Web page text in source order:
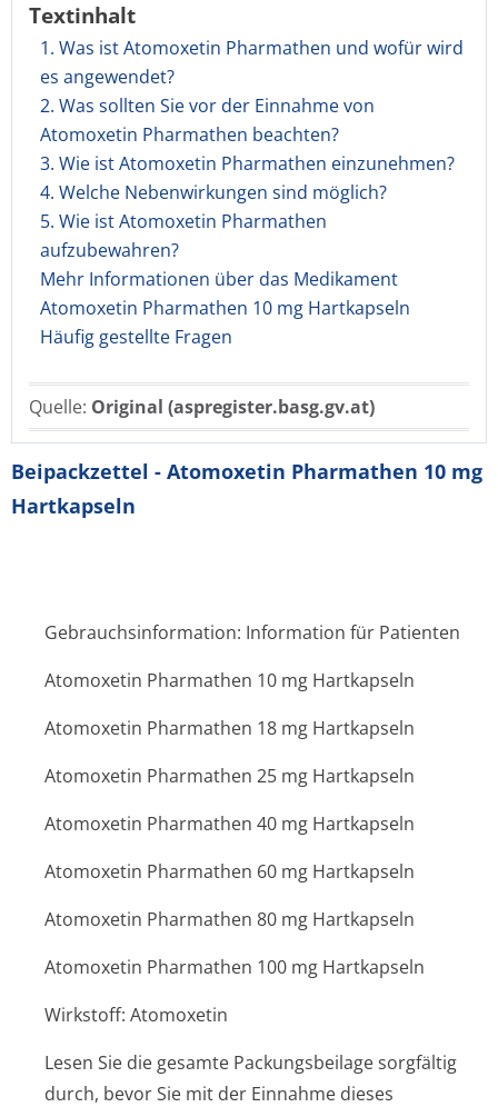
Textinhalt
1. Was ist Atomoxetin Pharmathen und wofür wird
es angewendet?
2. Was sollten Sie vor der Einnahme von
Atomoxetin Pharmathen beachten?
3. Wie ist Atomoxetin Pharmathen einzunehmen?
4. Welche Nebenwirkungen sind möglich?
5. Wie ist Atomoxetin Pharmathen
aufzubewahren?
Mehr Informationen über das Medikament
Atomoxetin Pharmathen 10 mg Hartkapseln
Häufig gestellte Fragen
Quelle: Original (aspregister.basg.gv.at)
Beipackzettel - Atomoxetin Pharmathen 10 mg
Hartkapseln
Gebrauchsinformation: Information für Patienten
Atomoxetin Pharmathen 10 mg Hartkapseln
Atomoxetin Pharmathen 18 mg Hartkapseln
Atomoxetin Pharmathen 25 mg Hartkapseln
Atomoxetin Pharmathen 40 mg Hartkapseln
Atomoxetin Pharmathen 60 mg Hartkapseln
Atomoxetin Pharmathen 80 mg Hartkapseln
Atomoxetin Pharmathen 100 mg Hartkapseln
Wirkstoff: Atomoxetin
Lesen Sie die gesamte Packungsbeilage sorgfältig
durch, bevor Sie mit der Einnahme dieses